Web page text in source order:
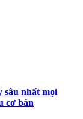
sâu nhất mọi
cơ bản